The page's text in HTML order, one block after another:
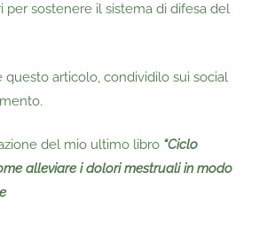
per sostenere il sistema di difesa del
questo articolo, condividilo sui social
del mio ultimo libro “Ciclo
alleviare i dolori mestruali in modo